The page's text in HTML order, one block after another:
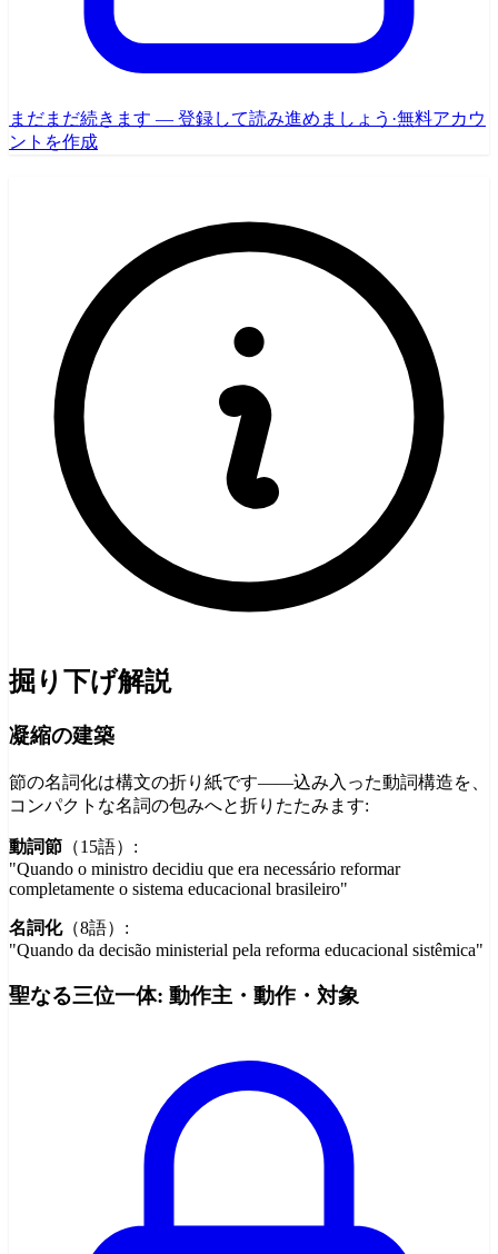
まだまだ続きます — 登録して読み進めましょう ·無料アカウ
ントを作成
掘り下げ解説
凝縮の建築
節の名詞化は構文の折り紙です——込み入った動詞構造を、
コンパクトな名詞の包みへと折りたたみます:
動詞節 （15語）:
"Quando o ministro decidiu que era necessário reformar
completamente o sistema educacional brasileiro"
名詞化（8語）:
"Quando da decisão ministerial pela reforma educacional sistêmica"
聖なる三位一体: 動作主・動作・対象